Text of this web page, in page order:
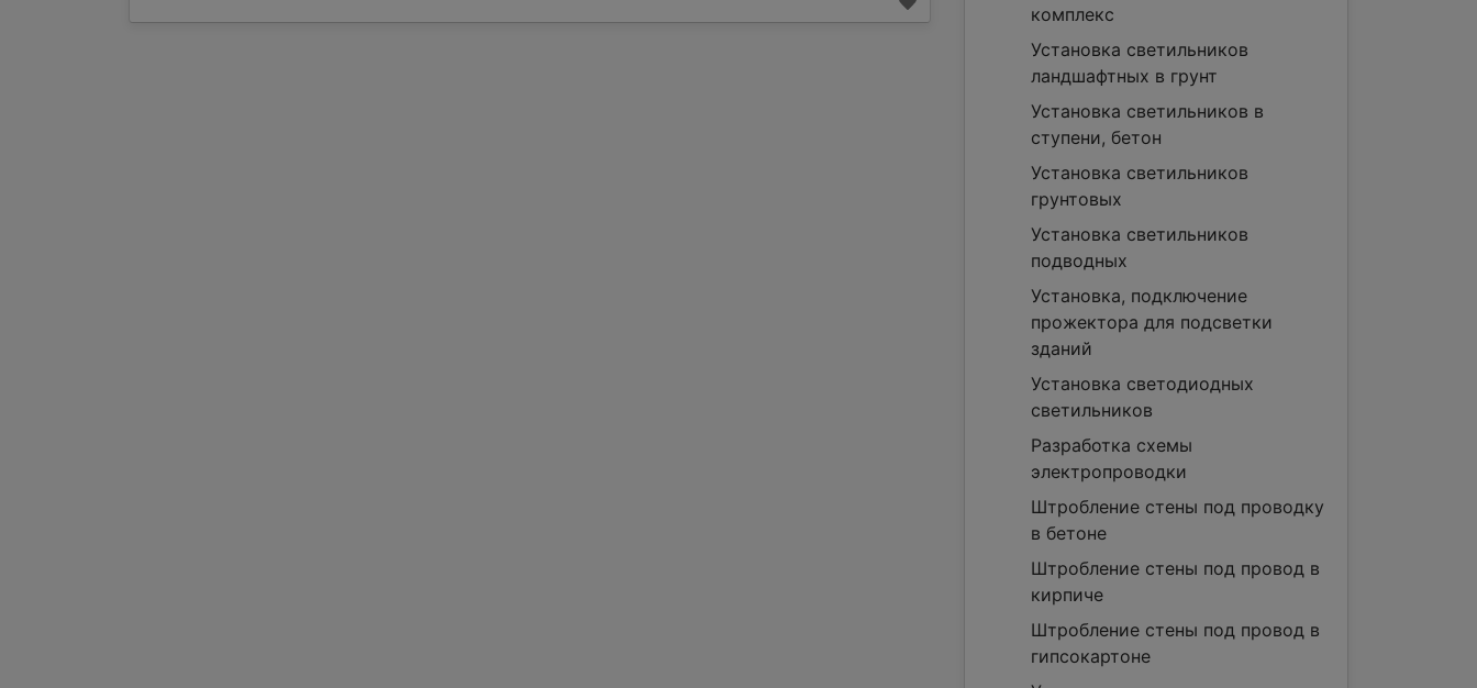
комплекс
Установка светильников
ландшафтных в грунт
Установка светильников в
ступени, бетон
Установка светильников
грунтовых
Установка светильников
подводных
Установка, подключение
прожектора для подсветки
зданий
Установка светодиодных
светильников
Разработка схемы
электропроводки
Штробление стены под проводку
в бетоне
Штробление стены под провод в
кирпиче
Штробление стены под провод в
гипсокартоне